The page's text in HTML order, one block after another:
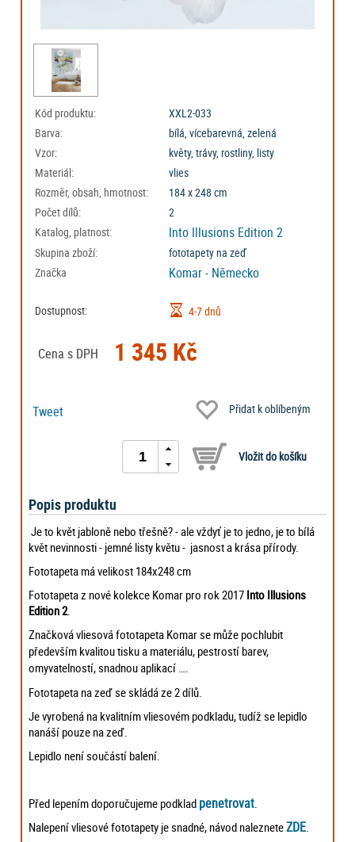
Kód produktu:
XXL2-033
Barva:
bílá, vícebarevná, zelená
Vzor:
květy, trávy, rostliny, listy
Materiál:
vlies
Rozměr, obsah, hmotnost:
184 x 248 cm
Počet dílů:
2
Katalog, platnost:
Into Illusions Edition 2
Skupina zboží:
fototapety na zeď
Značka
Komar - Německo
Dostupnost: 4-7 dnů
Cena s DPH 1 345 Kč
Tweet Přidat k oblíbeným
Popis produktu
Je to květ jabloně nebo třešně? - ale vždyť je to jedno, je to bílá
květ nevinnosti - jemné listy květu - jasnost a krása přírody.
Fototapeta má velikost 184x248 cm
Fototapeta z nové kolekce Komar pro rok 2017 Into Illusions
Edition 2.
Značková vliesová fototapeta Komar se může pochlubit
především kvalitou tisku a materiálu, pestrostí barev,
omyvatelností, snadnou aplikací ….
Fototapeta na zeď se skládá ze 2 dílů.
Je vyrobená na kvalitním vliesovém podkladu, tudíž se lepidlo
nanáší pouze na zeď.
Lepidlo není součástí balení.
Před lepením doporučujeme podklad penetrovat.
Nalepení vliesové fototapety je snadné, návod nalezneteZDE.